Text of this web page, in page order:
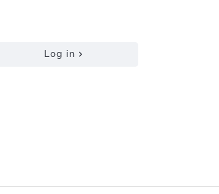
Log in